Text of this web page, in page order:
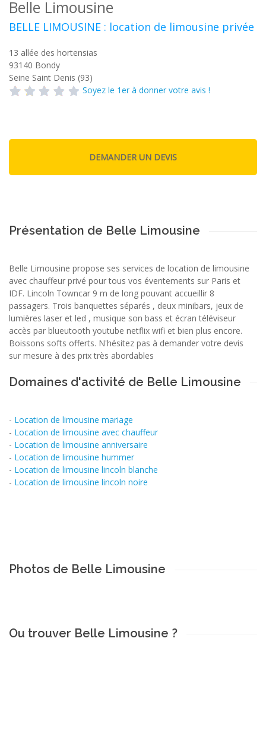
Belle Limousine
BELLE LIMOUSINE : location de limousine privée
13 allée des hortensias
93140 Bondy
Seine Saint Denis (93)
Soyez le 1er à donner votre avis !
Présentation de Belle Limousine
Belle Limousine propose ses services de location de limousine
avec chauffeur privé pour tous vos éventements sur Paris et
IDF. Lincoln Towncar 9 m de long pouvant accueillir 8
passagers. Trois banquettes séparés , deux minibars, jeux de
lumières laser et led , musique son bass et écran téléviseur
accès par blueutooth youtube netflix wifi et bien plus encore.
Boissons softs offerts. N'hésitez pas à demander votre devis
sur mesure à des prix très abordables
Domaines d'activité de Belle Limousine
- Location de limousine mariage
- Location de limousine avec chauffeur
- Location de limousine anniversaire
- Location de limousine hummer
- Location de limousine lincoln blanche
- Location de limousine lincoln noire
Photos de Belle Limousine
Ou trouver Belle Limousine ?